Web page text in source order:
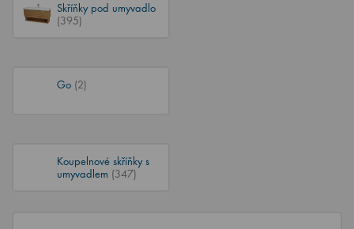
Skříňky pod umyvadlo
(395)
Go (2)
Koupelnové skříňky s
umyvadlem (347)